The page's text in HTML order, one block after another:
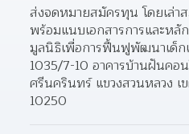
ส่งจดหมายสมัครทุน โดยเล่า
พร้อมแนบเอกสารการและหลั
มูลนิธิเพื่อการฟื้นฟูพัฒนาเด็ก
1035/7-10 อาคารบ้านฝันคอ
ศรีนครินทร์ แขวงสวนหลวง เ
10250